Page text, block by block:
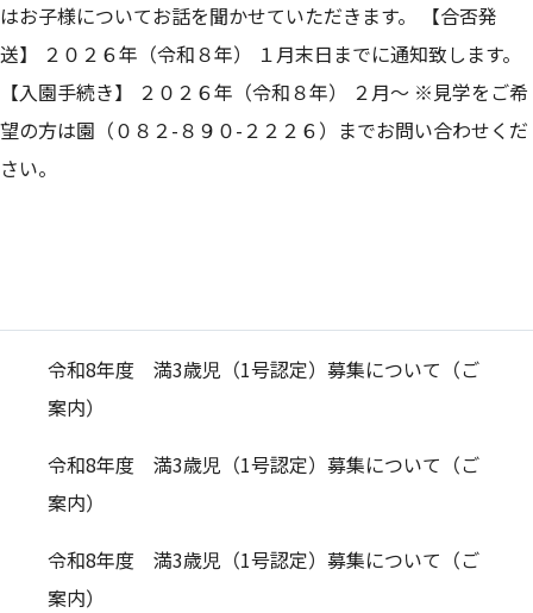
はお子様についてお話を聞かせていただきます。 【合否発
送】 ２０２６年（令和８年） １月末日までに通知致します。
【入園手続き】 ２０２６年（令和８年） ２月～ ※見学をご希
望の方は園（０８２-８９０-２２２６）までお問い合わせくだ
さい。
令和8年度 満3歳児（1号認定）募集について（ご
案内）
令和8年度 満3歳児（1号認定）募集について（ご
案内）
令和8年度 満3歳児（1号認定）募集について（ご
案内）